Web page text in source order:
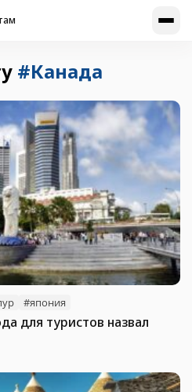
#Канада
#япония
для туристов назвал